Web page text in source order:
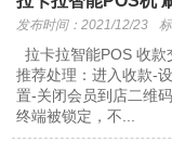
发布时间：2021/12/23
拉卡拉智能POS 收款
推荐处理：进入收款-
置-关闭会员到店二维
终端被锁定，不...